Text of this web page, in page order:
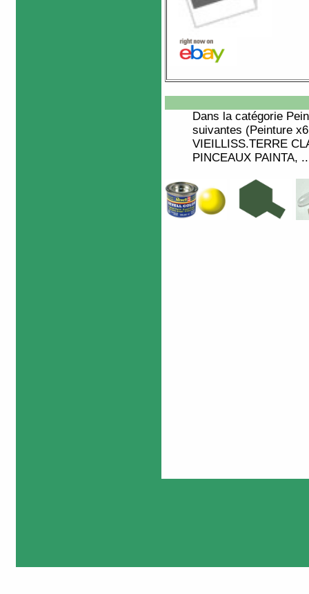
Dans la catégorie
suivantes (Peinture
VIEILLISS.TERRE
PINCEAUX PAINTA,